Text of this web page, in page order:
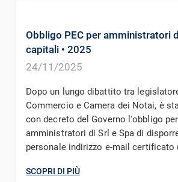
Obbligo PEC per amministratori
capitali • 2025
24/11/2025
Dopo un lungo dibattito tra
Commercio e Camera dei Notai, è
con decreto del Governo l'obbligo
amministratori di Srl e Spa di
personale indirizzo e-mail certificato
SCOPRI DI PIÙ